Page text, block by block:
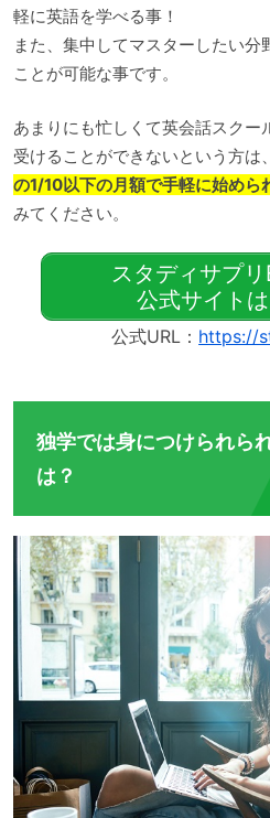
軽に英語を学べる事！
また、集中してマスターしたい分
ことが可能な事です。
あまりにも忙しくて英会話スクー
受けることができないという方は
の1/10以下の月額で手軽に始めら
みてください。
スタディサプ
公式サイト
公式URL： https://
独学では身につけられら
は？